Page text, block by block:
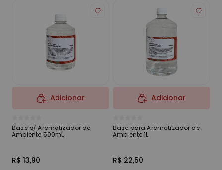
Base p/ Aromatizador de
Ambiente 500mL
R$ 13,90
Adicionar
Base para Aromatizador de
Ambiente 1L
R$ 22,50
Adicionar